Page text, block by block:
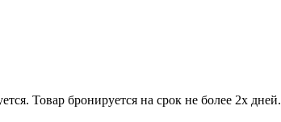
Товар бронируется на срок не более 2х дней.